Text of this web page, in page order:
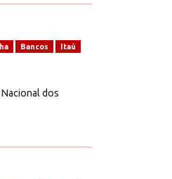
Bancos Itaú
dos